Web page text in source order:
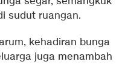
sudut ruangan.
kehadiran bunga
juga menambah